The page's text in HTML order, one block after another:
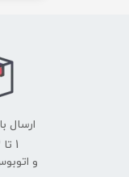
ارسال
​​​​​​​1 تا 3 روز کاری
و اتوبوس